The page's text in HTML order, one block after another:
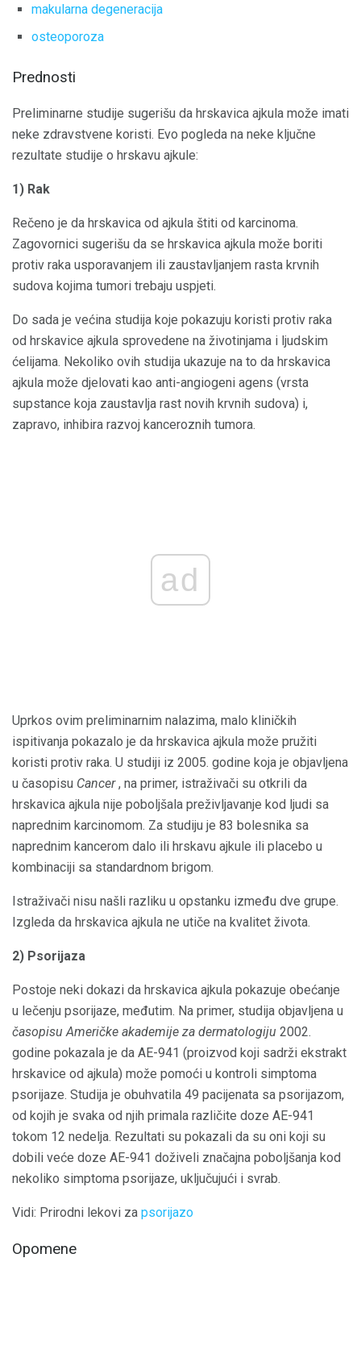
makularna degeneracija
osteoporoza
Prednosti
Preliminarne studije sugerišu da hrskavica ajkula može imati
neke zdravstvene koristi. Evo pogleda na neke ključne
rezultate studije o hrskavu ajkule:
1) Rak
Rečeno je da hrskavica od ajkula štiti od karcinoma.
Zagovornici sugerišu da se hrskavica ajkula može boriti
protiv raka usporavanjem ili zaustavljanjem rasta krvnih
sudova kojima tumori trebaju uspjeti.
Do sada je većina studija koje pokazuju koristi protiv raka
od hrskavice ajkula sprovedene na životinjama i ljudskim
ćelijama. Nekoliko ovih studija ukazuje na to da hrskavica
ajkula može djelovati kao anti-angiogeni agens (vrsta
supstance koja zaustavlja rast novih krvnih sudova) i,
zapravo, inhibira razvoj kanceroznih tumora.
ad
Uprkos ovim preliminarnim nalazima, malo kliničkih
ispitivanja pokazalo je da hrskavica ajkula može pružiti
koristi protiv raka. U studiji iz 2005. godine koja je objavljena
u časopisu Cancer, na primer, istraživači su otkrili da
hrskavica ajkula nije poboljšala preživljavanje kod ljudi sa
naprednim karcinomom. Za studiju je 83 bolesnika sa
naprednim kancerom dalo ili hrskavu ajkule ili placebo u
kombinaciji sa standardnom brigom.
Istraživači nisu našli razliku u opstanku između dve grupe.
Izgleda da hrskavica ajkula ne utiče na kvalitet života.
2) Psorijaza
Postoje neki dokazi da hrskavica ajkula pokazuje obećanje
u lečenju psorijaze, međutim. Na primer, studija objavljena u
časopisu Američke akademije za dermatologiju 2002.
godine pokazala je da AE-941 (proizvod koji sadrži ekstrakt
hrskavice od ajkula) može pomoći u kontroli simptoma
psorijaze. Studija je obuhvatila 49 pacijenata sa psorijazom,
od kojih je svaka od njih primala različite doze AE-941
tokom 12 nedelja. Rezultati su pokazali da su oni koji su
dobili veće doze AE-941 doživeli značajna poboljšanja kod
nekoliko simptoma psorijaze, uključujući i svrab.
Vidi: Prirodni lekovi za psorijazo
Opomene